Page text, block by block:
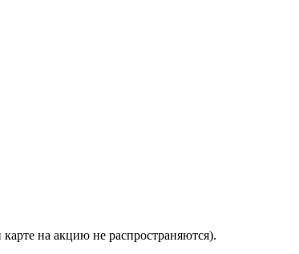
на акцию не распространяются).